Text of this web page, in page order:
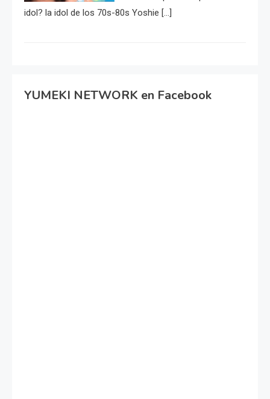
idol? la idol de los 70s-80s Yoshie […]
YUMEKI NETWORK en Facebook